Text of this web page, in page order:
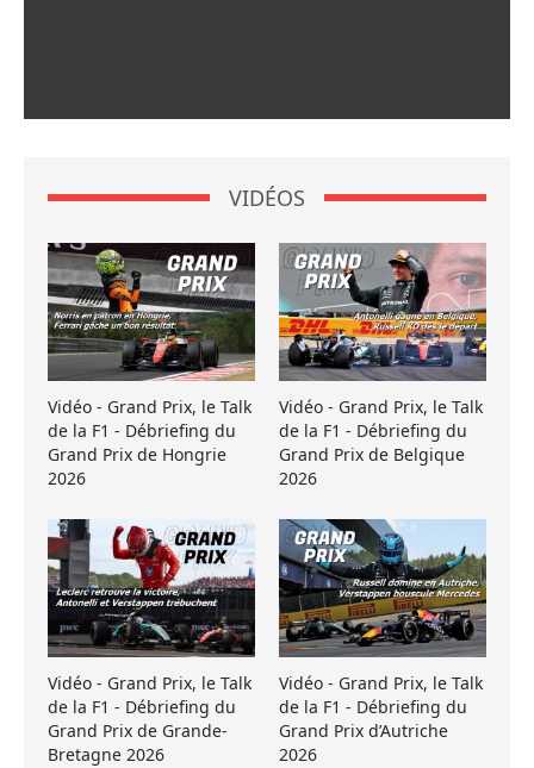
VIDÉOS
Vidéo - Grand Prix, le Talk
de la F1 - Débriefing du
Grand Prix de Hongrie
2026
Vidéo - Grand Prix, le Talk
de la F1 - Débriefing du
Grand Prix de Belgique
2026
Vidéo - Grand Prix, le Talk
de la F1 - Débriefing du
Grand Prix de Grande-
Bretagne 2026
Vidéo - Grand Prix, le Talk
de la F1 - Débriefing du
Grand Prix d’Autriche
2026